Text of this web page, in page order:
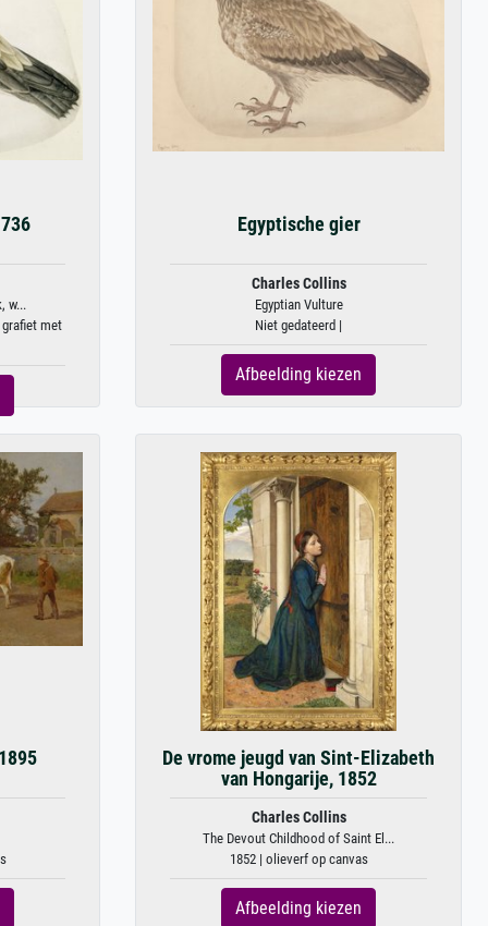
w...
met
Egyptische gier
Charles Collins
Egyptian Vulture
Niet gedateerd |
Afbeelding kiezen
De vrome jeugd van Sint-Elizabeth
van Hongarije, 1852
Charles Collins
The Devout Childhood of Saint El...
1852 | olieverf op canvas
Afbeelding kiezen